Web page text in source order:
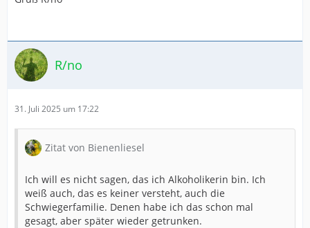
R/no
31. Juli 2025 um 17:22
Zitat von Bienenliesel
Ich will es nicht sagen, das ich Alkoholikerin bin. Ich
weiß auch, das es keiner versteht, auch die
Schwiegerfamilie. Denen habe ich das schon mal
gesagt, aber später wieder getrunken.